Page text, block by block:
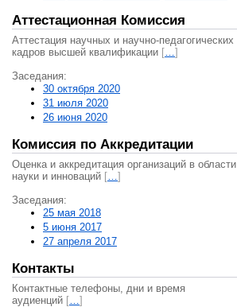
Аттестационная Комиссия
Аттестация научных и научно-педагогических
кадров высшей квалификации […]
Заседания:
30 октября 2020
31 июля 2020
26 июня 2020
Комиссия по Аккредитации
Оценка и аккредитация организаций в области
науки и инноваций […]
Заседания:
25 мая 2018
5 июня 2017
27 апреля 2017
Контакты
Контактные телефоны, дни и время
аудиенций […]